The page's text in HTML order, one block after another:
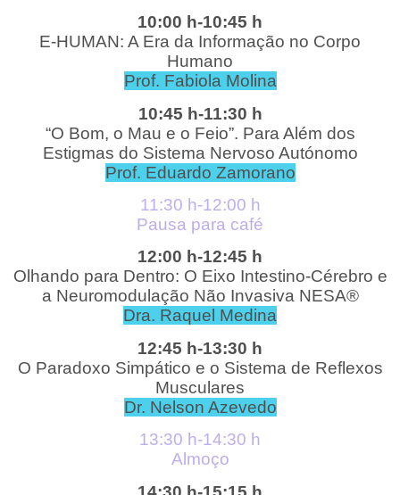
10:00 h-10:45 h
E-HUMAN: A Era da Informação no Corpo
Humano
Prof. Fabiola Molina
10:45 h-11:30 h
“O Bom, o Mau e o Feio”. Para Além dos
Estigmas do Sistema Nervoso Autónomo
Prof. Eduardo Zamorano
11:30 h-12:00 h
Pausa para café
12:00 h-12:45 h
Olhando para Dentro: O Eixo Intestino-Cérebro e
a Neuromodulação Não Invasiva NESA®
Dra. Raquel Medina
12:45 h-13:30 h
O Paradoxo Simpático e o Sistema de Reflexos
Musculares
Dr. Nelson Azevedo
13:30 h-14:30 h
Almoço